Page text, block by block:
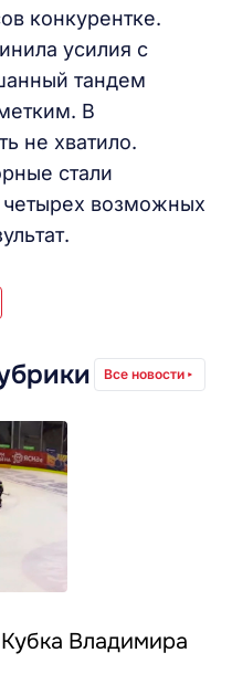
конкурентке.
усилия с
тандем
В
не хватило.
стали
возможных
Все новости
Владимира